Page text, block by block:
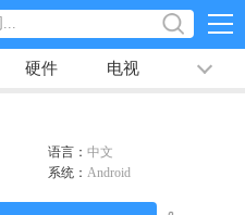
硬件 电视 排行榜
语言： 中文
系统： Android